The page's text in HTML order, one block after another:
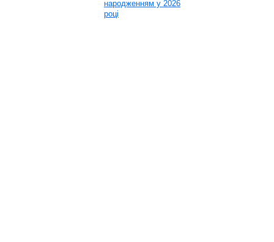
народженням у 2026
році